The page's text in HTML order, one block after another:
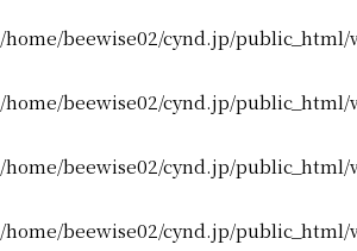
/home/beewise02/cynd.jp/
/home/beewise02/cynd.jp/
/home/beewise02/cynd.jp/
/home/beewise02/cynd.jp/